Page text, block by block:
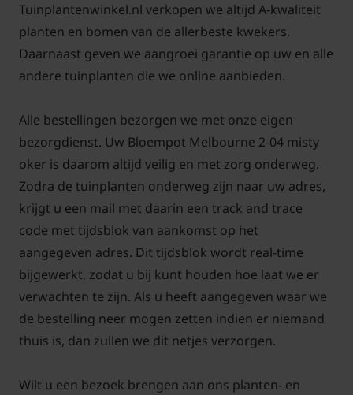
Tuinplantenwinkel.nl verkopen we altijd A-kwaliteit
planten en bomen van de allerbeste kwekers.
Daarnaast geven we aangroei garantie op uw en alle
andere tuinplanten die we online aanbieden.
Alle bestellingen bezorgen we met onze eigen
bezorgdienst. Uw Bloempot Melbourne 2-04 misty
oker is daarom altijd veilig en met zorg onderweg.
Zodra de tuinplanten onderweg zijn naar uw adres,
krijgt u een mail met daarin een track and trace
code met tijdsblok van aankomst op het
aangegeven adres. Dit tijdsblok wordt real-time
bijgewerkt, zodat u bij kunt houden hoe laat we er
verwachten te zijn. Als u heeft aangegeven waar we
de bestelling neer mogen zetten indien er niemand
thuis is, dan zullen we dit netjes verzorgen.
Wilt u een bezoek brengen aan ons planten- en